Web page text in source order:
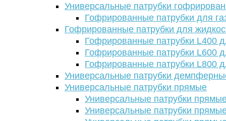
Универсальные патрубки
Гофрированные патрубки для
Гофрированные патрубки для
Гофрированные патрубки L400
Гофрированные патрубки L600
Гофрированные патрубки L800
Универсальные патрубки
Универсальные патрубки прямые
Универсальные патрубки
Универсальные патрубки